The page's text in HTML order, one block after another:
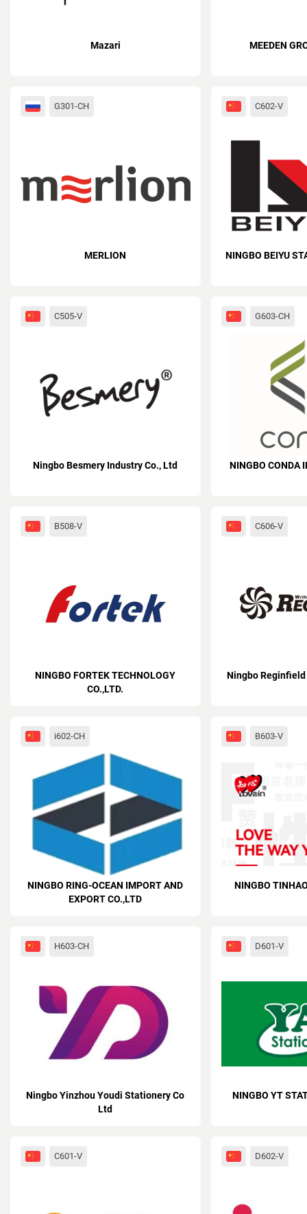
Mazari MEEDEN
G301-CH
MERLION
C602-V
NINGBO BEIYU
C505-V
Ningbo Besmery Industry Co., Ltd
G603-CH
NINGBO CONDA
B508-V
NINGBO FORTEK TECHNOLOGY
CO.,LTD.
C606-V
Ningbo Reginfield
i602-CH
NINGBO RING-OCEAN IMPORT AND
EXPORT CO.,LTD
B603-V
NINGBO
H603-CH
Ningbo Yinzhou Youdi Stationery Co
Ltd
D601-V
NINGBO YT
C601-V D602-V